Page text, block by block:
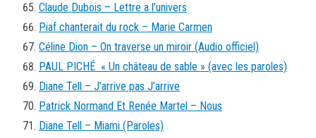
Claude Dubois – Lettre a l’univers
Piaf chanterait du rock – Marie Carmen
Céline Dion – On traverse un miroir (Audio officiel)
PAUL PICHÉ « Un château de sable » (avec les paroles)
Diane Tell – J’arrive pas J’arrive
Patrick Normand Et Renée Martel – Nous
Diane Tell – Miami (Paroles)